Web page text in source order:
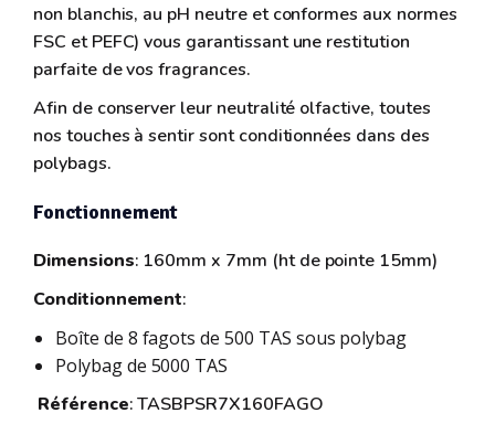
non blanchis, au pH neutre et conformes aux normes
FSC et PEFC) vous garantissant une restitution
parfaite de vos fragrances.
Afin de conserver leur neutralité olfactive, toutes
nos touches à sentir sont conditionnées dans des
polybags.
Fonctionnement
Dimensions: 160mm x 7mm (ht de pointe 15mm)
Conditionnement:
Boîte de 8 fagots de 500 TAS sous polybag
Polybag de 5000 TAS
Référence: TASBPSR7X160FAGO